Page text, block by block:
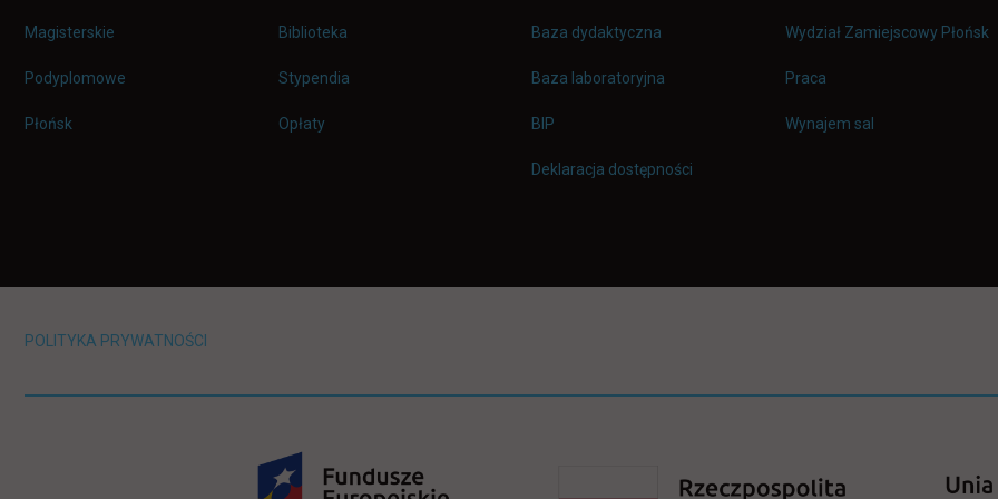
Magisterskie
Podyplomowe
Płońsk
Biblioteka
Stypendia
Opłaty
Baza dydaktyczna
Baza laboratoryjna
BIP
Deklaracja dostępności
Wydział Zamiejscowy Płońsk
Pracalink otwiera się w nowej
Wynajem sal
POLITYKA PRYWATNOŚCI